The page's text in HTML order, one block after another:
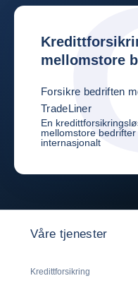
mellomstore
Forsikre bedriften
TradeLiner
En
mellomstore
internasjonalt
Våre tjenester
Kredittforsikring